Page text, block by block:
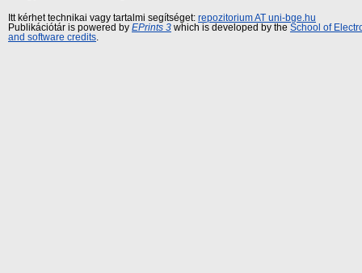
Itt kérhet technikai vagy tartalmi segítséget: repozitorium AT uni-bge.hu
Publikációtár is powered by EPrints 3 which is developed by the School of
and software credits